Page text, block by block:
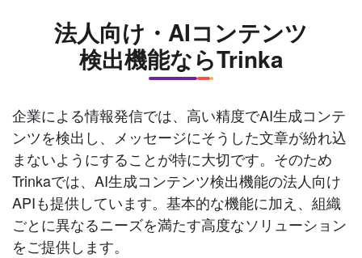
法人向け・AIコンテンツ
検出機能ならTrinka
企業による情報発信では、高い精度でAI生成コンテ
ンツを検出し、メッセージにそうした文章が紛れ込
まないようにすることが特に大切です。そのため
Trinkaでは、AI生成コンテンツ検出機能の法人向け
APIも提供しています。基本的な機能に加え、組織
ごとに異なるニーズを満たす高度なソリューション
をご提供します。